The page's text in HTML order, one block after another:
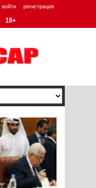
войти регистрация
18+